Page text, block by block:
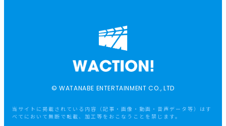
© WATANABE ENTERTAINMENT CO., LTD
当サイトに掲載されている内容（記事・画像・動画・音声データ等）はす
べてにおいて無断で転載、加工等をおこなうことを禁じます。